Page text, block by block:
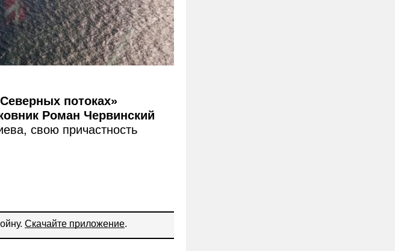
потоках»
Роман Червинский
свою причастность
Скачайте приложение.